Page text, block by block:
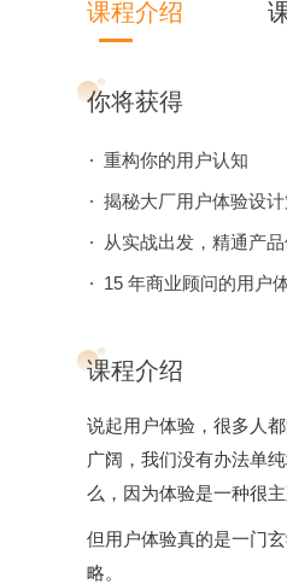
课程介绍
你将获得
重构你的用户认知
揭秘大厂用户体验设
从实战出发，精通产
15 年商业顾问的用户
课程介绍
说起用户体验，很多人
广阔，我们没有办法单
么，因为体验是一种很
但用户体验真的是一门
略。